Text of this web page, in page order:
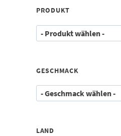
PRODUKT
GESCHMACK
LAND